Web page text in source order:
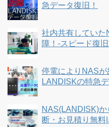
急データ復旧！
社内共有してい
障！-スピード復
停電によりNASが
LANDISKの特急
NAS(LANDISK)
断・お見積り無料